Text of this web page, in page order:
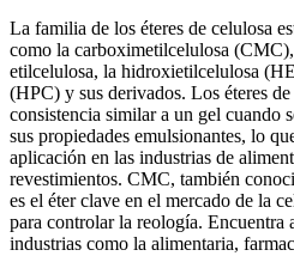
La familia de los éteres de celulosa
como la carboximetilcelulosa
etilcelulosa, la hidroxietilcelulosa
(HPC) y sus derivados. Los éteres
consistencia similar a un gel cuando
sus propiedades emulsionantes, lo
aplicación en las industrias de
revestimientos. CMC, también
es el éter clave en el mercado de la
para controlar la reología. Encuentra
industrias como la alimentaria,